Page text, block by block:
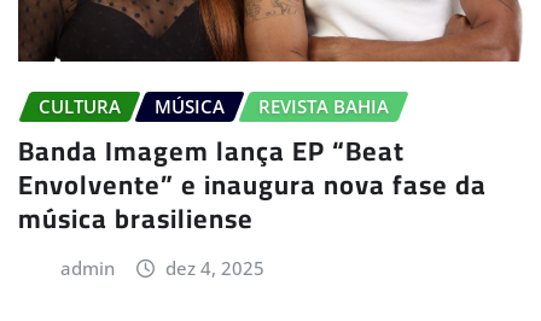
CULTURA MÚSICA REVISTA BAHIA
Banda Imagem lança EP “Beat
Envolvente” e inaugura nova fase da
música brasiliense
admin dez 4, 2025